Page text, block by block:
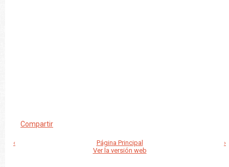
Compartir
‹ ›
Página Principal
Ver la versión web